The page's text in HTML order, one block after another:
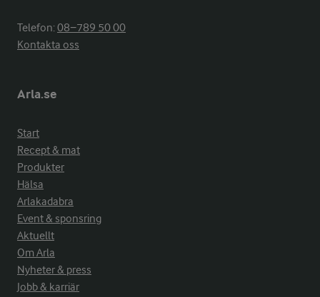
Telefon:08−789 50 00
Kontakta oss
Arla.se
Start
Recept & mat
Produkter
Hälsa
Arlakadabra
Event & sponsring
Aktuellt
Om Arla
Nyheter & press
Jobb & karriär